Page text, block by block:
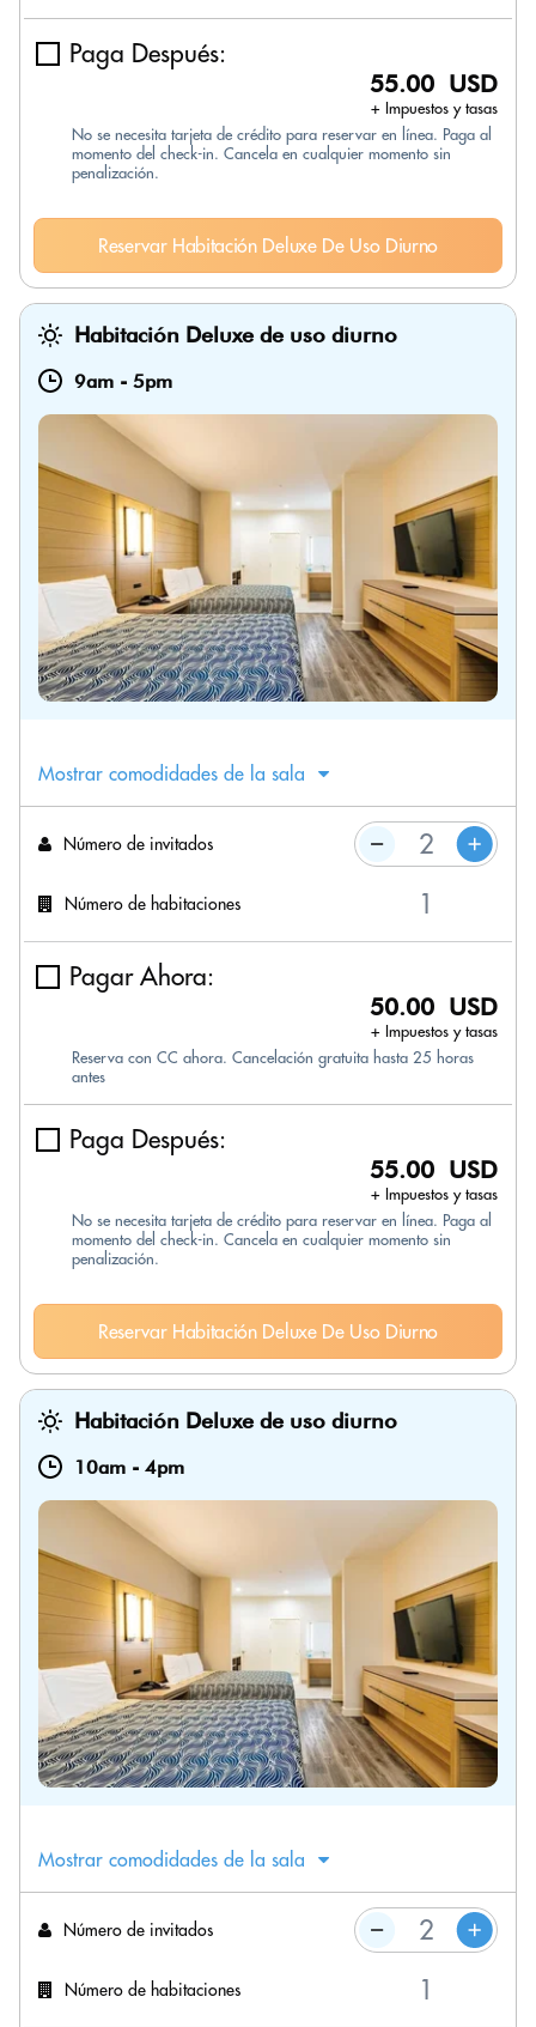
Paga Después:
55.00 USD
+ Impuestos y tasas
No se necesita tarjeta de crédito para reservar en línea. Paga al
momento del check-in. Cancela en cualquier momento sin
penalización.
Reservar Habitación Deluxe De Uso Diurno
Habitación Deluxe de uso diurno
9am - 5pm
Mostrar comodidades de la sala
Número de invitados
Número de habitaciones
Pagar Ahora:
50.00 USD
+ Impuestos y tasas
Reserva con CC ahora. Cancelación gratuita hasta 25 horas
antes
Paga Después:
55.00 USD
+ Impuestos y tasas
No se necesita tarjeta de crédito para reservar en línea. Paga al
momento del check-in. Cancela en cualquier momento sin
penalización.
Reservar Habitación Deluxe De Uso Diurno
Habitación Deluxe de uso diurno
10am - 4pm
Mostrar comodidades de la sala
Número de invitados
Número de habitaciones